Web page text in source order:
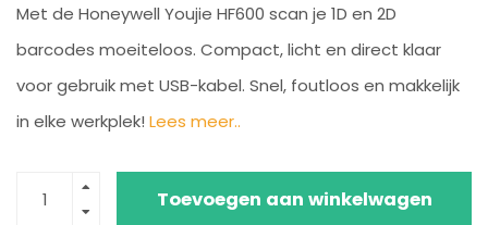
Met de Honeywell Youjie HF600 scan je 1D en 2D
barcodes moeiteloos. Compact, licht en direct klaar
voor gebruik met USB-kabel. Snel, foutloos en makkelijk
in elke werkplek! Lees meer..
Toevoegen aan winkelwagen